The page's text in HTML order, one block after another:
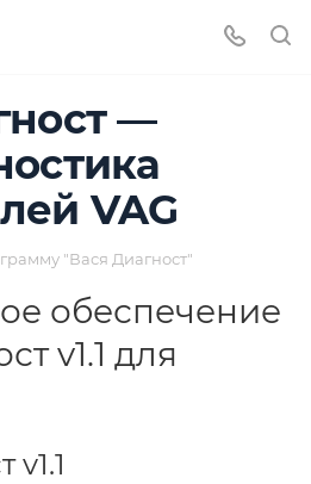
—
VAG
"Вася Диагност"
обеспечение
v1.1 для
v1.1